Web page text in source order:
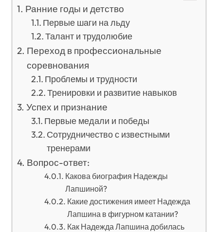
Ранние годы и детство
Первые шаги на льду
Талант и трудолюбие
Переход в профессиональные
соревнования
Проблемы и трудности
Тренировки и развитие навыков
Успех и признание
Первые медали и победы
Сотрудничество с известными
тренерами
Вопрос-ответ:
Какова биография Надежды
Лапшиной?
Какие достижения имеет Надежда
Лапшина в фигурном катании?
Как Надежда Лапшина добилась